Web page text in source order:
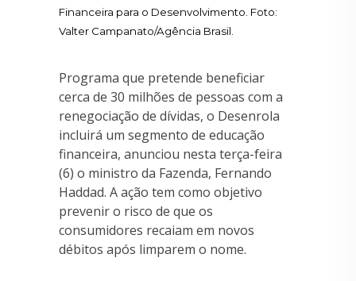
Financeira para o Desenvolvimento. Foto:
Valter Campanato/Agência Brasil.
Programa que pretende beneficiar
cerca de 30 milhões de pessoas com a
renegociação de dívidas, o Desenrola
incluirá um segmento de educação
financeira, anunciou nesta terça-feira
(6) o ministro da Fazenda, Fernando
Haddad. A ação tem como objetivo
prevenir o risco de que os
consumidores recaiam em novos
débitos após limparem o nome.